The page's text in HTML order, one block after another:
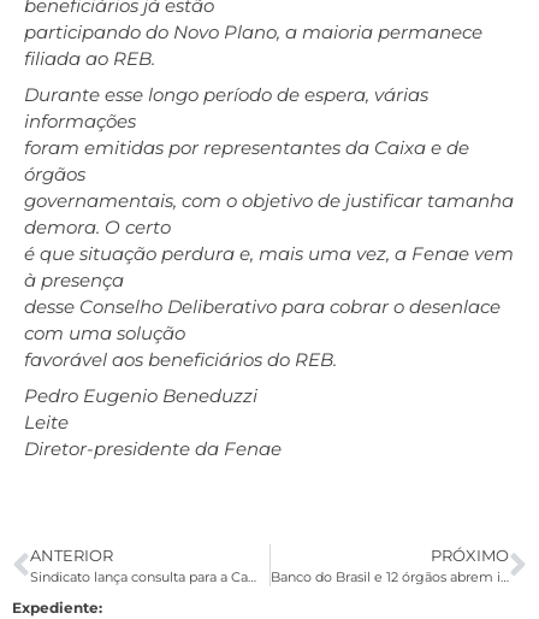
beneficiários já estão
participando do Novo Plano, a maioria permanece
filiada ao REB.
Durante esse longo período de espera, várias
informações
foram emitidas por representantes da Caixa e de
órgãos
governamentais, com o objetivo de justificar tamanha
demora. O certo
é que situação perdura e, mais uma vez, a Fenae vem
à presença
desse Conselho Deliberativo para cobrar o desenlace
com uma solução
favorável aos beneficiários do REB.
Pedro Eugenio Beneduzzi
Leite
Diretor-presidente da Fenae
ANTERIOR
Sindicato lança consulta para a Campanha Nacional dos Bancários 2011
PRÓXIMO
Banco do Brasil e 12 órgãos abrem inscrições para 1,4 mil vagas
Expediente: